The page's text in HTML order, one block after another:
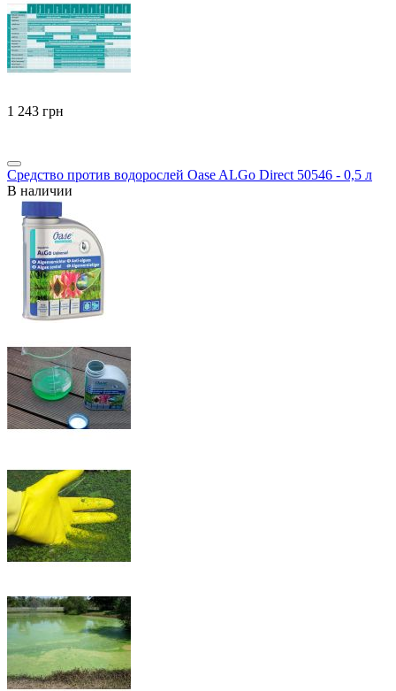
‍1 243‍ грн
Средство против водорослей Oase ALGo Direct 50546 - 0,5 л
В наличии